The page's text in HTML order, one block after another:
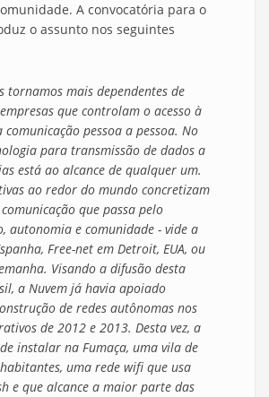
A convocatória para o
o assunto nos seguintes
tornamos mais dependentes de
que controlam o acesso à
pessoa a pessoa. No
para transmissão de dados a
está ao alcance de qualquer um.
ao redor do mundo concretizam
que passa pelo
autonomia e comunidade - vide a
Free-net em Detroit, EUA, ou
Visando a difusão desta
a Nuvem já havia apoiado
de redes autônomas nos
de 2012 e 2013. Desta vez, a
instalar na Fumaça, uma vila de
uma rede wifi que usa
e que alcance a maior parte das